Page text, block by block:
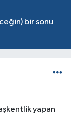
bir sonu
yapan